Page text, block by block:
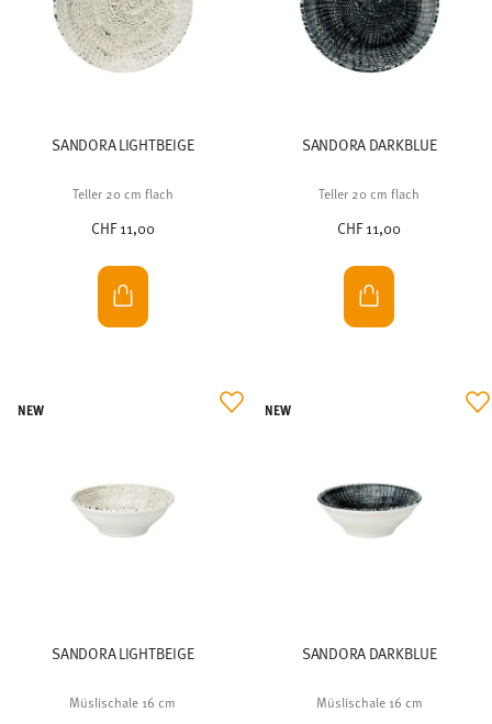
SANDORA LIGHTBEIGE
Teller 20 cm flach
CHF 11,00
SANDORA DARKBLUE
Teller 20 cm flach
CHF 11,00
SANDORA LIGHTBEIGE
Müslischale 16 cm
NEW
SANDORA DARKBLUE
Müslischale 16 cm
NEW